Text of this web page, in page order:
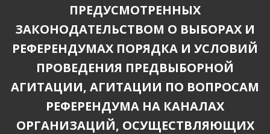
ПРЕДУСМОТРЕННЫХ
ЗАКОНОДАТЕЛЬСТВОМ О ВЫБОРАХ И
РЕФЕРЕНДУМАХ ПОРЯДКА И УСЛОВИЙ
ПРОВЕДЕНИЯ ПРЕДВЫБОРНОЙ
АГИТАЦИИ, АГИТАЦИИ ПО ВОПРОСАМ
РЕФЕРЕНДУМА НА КАНАЛАХ
ОРГАНИЗАЦИЙ, ОСУЩЕСТВЛЯЮЩИХ